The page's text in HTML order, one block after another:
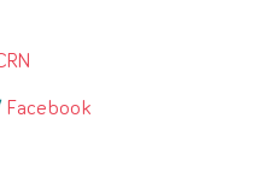
Facebook